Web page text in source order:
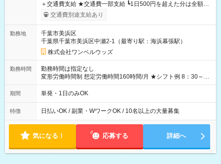
＋交通費支給 ★交通費一部支給 ┗1日500円を超えた分は全額支
給！ ※往復500円以内の方は自己負担となります ★日払いOK！
（規定あり） ┗働いたその日に現金GET♪ お仕事後はコンビニ
なし
交通費別途支給あり
勤務地
千葉市美浜区
千葉県千葉市美浜区中瀬2-1（最寄り駅：海浜幕張駅）
株式会社ワンベルウッズ
勤務時間
勤務時間は指定なし
変形労働時間制 想定労働時間160時間/月 ★シフト例 8：30～
19：00
期間 単発・1日のみOK
特徴 日払いOK / 副業・WワークOK / 10名以上の大量募集
気になる！ 応募する 詳細へ